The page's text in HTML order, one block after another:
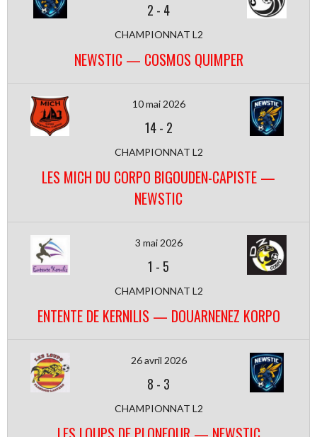
2 - 4
CHAMPIONNAT L2
NEWSTIC — COSMOS QUIMPER
10 mai 2026
14- 2
CHAMPIONNAT L2
LES MICH DU CORPO BIGOUDEN-CAPISTE —
NEWSTIC
3 mai 2026
1 - 5
CHAMPIONNAT L2
ENTENTE DE KERNILIS — DOUARNENEZ KORPO
26 avril 2026
8 - 3
CHAMPIONNAT L2